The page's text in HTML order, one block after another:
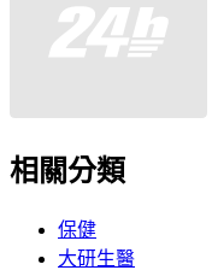
相關分類
保健
大研生醫